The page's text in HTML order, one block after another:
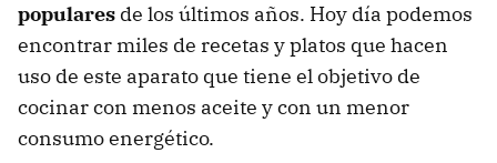
populares de los últimos años. Hoy día podemos
encontrar miles de recetas y platos que hacen
uso de este aparato que tiene el objetivo de
cocinar con menos aceite y con un menor
consumo energético.